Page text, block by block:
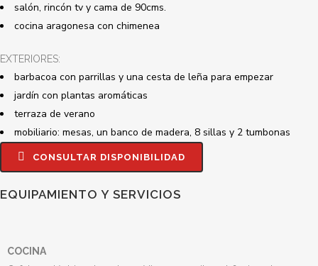
salón, rincón tv y cama de 90cms.
cocina aragonesa con chimenea
EXTERIORES:
barbacoa con parrillas y una cesta de leña para empezar
jardín con plantas aromáticas
terraza de verano
mobiliario: mesas, un banco de madera, 8 sillas y 2 tumbonas
CONSULTAR DISPONIBILIDAD
EQUIPAMIENTO Y SERVICIOS
COCINA